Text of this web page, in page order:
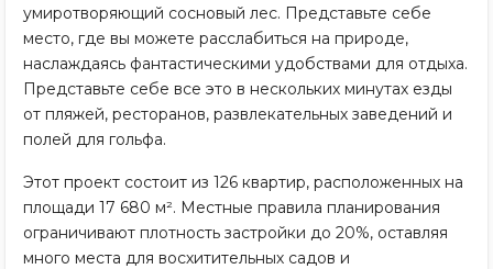
умиротворяющий сосновый лес. Представьте себе
место, где вы можете расслабиться на природе,
наслаждаясь фантастическими удобствами для отдыха.
Представьте себе все это в нескольких минутах езды
от пляжей, ресторанов, развлекательных заведений и
полей для гольфа.
Этот проект состоит из 126 квартир, расположенных на
площади 17 680 м². Местные правила планирования
ограничивают плотность застройки до 20%, оставляя
много места для восхитительных садов и